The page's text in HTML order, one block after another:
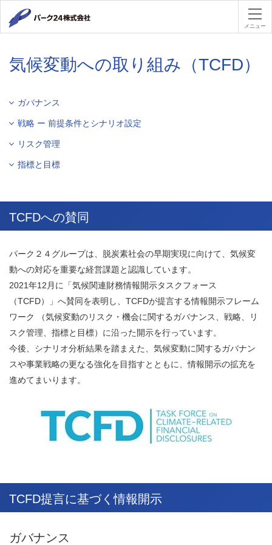
パーク２
メニュー
気候変動への取り組み（TCFD）
ガバナンス
戦略 ー 前提条件とシナリオ設定
リスク管理
指標と目標
TCFDへの賛同
パーク２４グループは、脱炭素社会の早期実現に向けて、気候変
動への対応を重要な経営課題と認識しています。
2021年12月に「気候関連財務情報開示タスクフォース
（TCFD）」へ賛同を表明し、TCFDが提言する情報開示フレーム
ワーク （気候変動のリスク・機会に関するガバナンス、戦略、リ
スク管理、指標と目標）に沿った開示を行っています。
今後、シナリオ分析結果を踏まえた、気候変動に関するガバナン
スや事業戦略の更なる強化を目指すとともに、情報開示の拡充を
進めてまいります。
TCFD提言に基づく情報開示
ガバナンス